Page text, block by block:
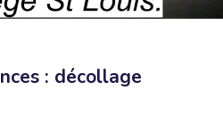
: décollage